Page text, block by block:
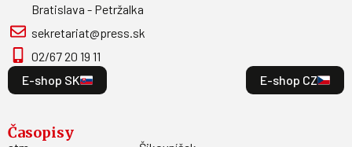
Bratislava - Petržalka
sekretariat@press.sk
02/67 20 19 11
E-shop SK
E-shop CZ
Časopisy